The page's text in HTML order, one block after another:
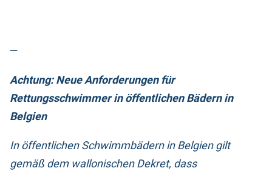
—
Achtung: Neue Anforderungen für
Rettungsschwimmer in öffentlichen Bädern in
Belgien
In öffentlichen Schwimmbädern in Belgien gilt
gemäß dem wallonischen Dekret, dass